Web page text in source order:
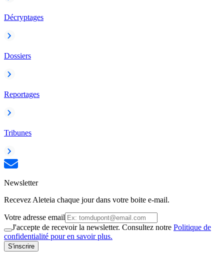
Décryptages
Dossiers
Reportages
Tribunes
Newsletter
Recevez Aleteia chaque jour dans votre boite e-mail.
Votre adresse email
J'accepte de recevoir la newsletter. Consultez notre Politique de
confidentialité pour en savoir plus.
S'inscrire